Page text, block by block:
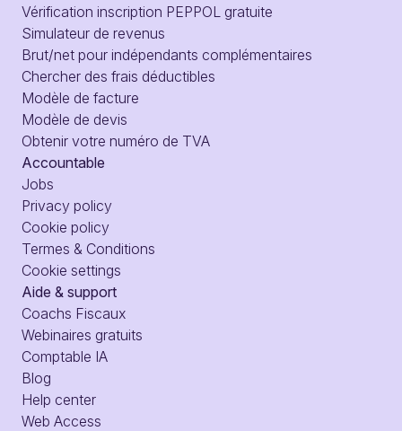
Vérification inscription PEPPOL gratuite
Simulateur de revenus
Brut/net pour indépendants complémentaires
Chercher des frais déductibles
Modèle de facture
Modèle de devis
Obtenir votre numéro de TVA
Accountable
Jobs
Privacy policy
Cookie policy
Termes & Conditions
Cookie settings
Aide & support
Coachs Fiscaux
Webinaires gratuits
Comptable IA
Blog
Help center
Web Access